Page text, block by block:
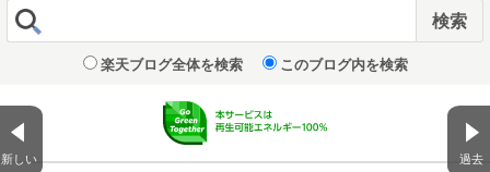
新しい 過去
楽天ブログ全体を検索 このブログ内を検索